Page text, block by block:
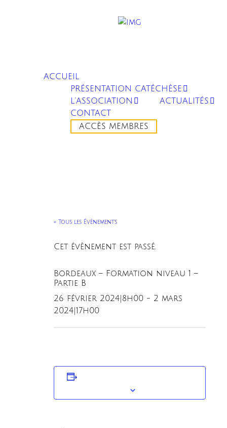
ACCUEIL
PRÉSENTATION CATÉCHÈSE
L’ASSOCIATION
ACTUALITÉS
CONTACT
ACCÈS MEMBRES
« Tous les Évènements
Cet évènement est passé.
Bordeaux – Formation niveau 1 –
Partie B
26 février 2024|8h00 - 2 mars
2024|17h00